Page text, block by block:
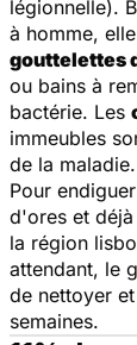
légionnelle).
à homme,
gouttelettes
ou bains à
bactérie. Les
immeubles
de la maladie.
Pour
d'ores et
la région
attendant, le
de nettoyer
semaines.